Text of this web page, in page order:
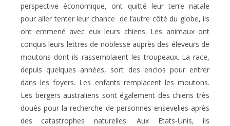
perspective économique, ont quitté leur terre natale
pour aller tenter leur chance de l’autre côté du globe, ils
ont emmené avec eux leurs chiens. Les animaux ont
conquis leurs lettres de noblesse auprès des éleveurs de
moutons dont ils rassemblaient les troupeaux. La race,
depuis quelques années, sort des enclos pour entrer
dans les foyers. Les enfants remplacent les moutons.
Les bergers australiens sont également des chiens très
doués pour la recherche de personnes ensevelies après
des catastrophes naturelles. Aux Etats-Unis, ils